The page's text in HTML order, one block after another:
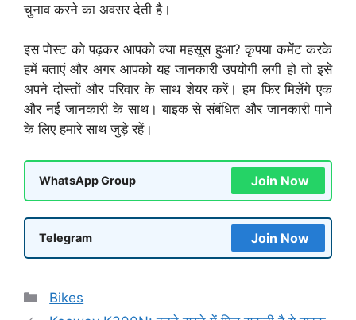
चुनाव करने का अवसर देती है।
इस पोस्ट को पढ़कर आपको क्या महसूस हुआ? कृपया कमेंट करके
हमें बताएं और अगर आपको यह जानकारी उपयोगी लगी हो तो इसे
अपने दोस्तों और परिवार के साथ शेयर करें। हम फिर मिलेंगे एक
और नई जानकारी के साथ। बाइक से संबंधित और जानकारी पाने
के लिए हमारे साथ जुड़े रहें।
WhatsApp Group Join Now
Telegram Join Now
Categories
Bikes